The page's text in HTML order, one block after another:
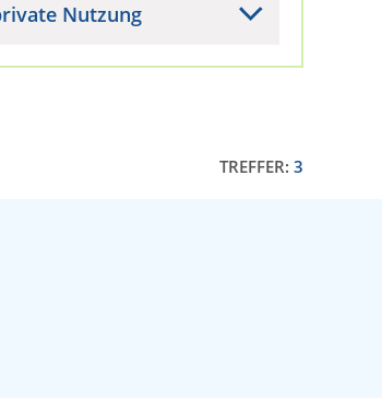
Nutzung
TREFFER: 3